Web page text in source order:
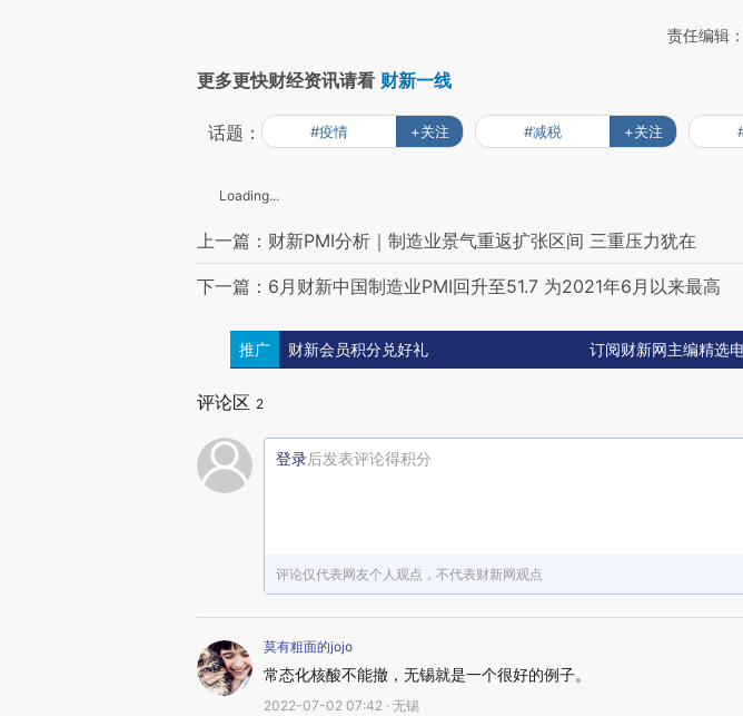
责任编辑
更多更快财经资讯请看 财新一线
话题： #疫情 +关注 #减税 +关注
Loading...
上一篇：财新PMI分析｜制造业景气重返扩张区间 三重压力犹在
下一篇：6月财新中国制造业PMI回升至51.7 为2021年6月以来最高
推广 财新会员积分兑好礼 订阅财新网主编精选
评论区 2
登录后发表评论得积分
评论仅代表网友个人观点，不代表财新网观点
莫有粗面的jojo
常态化核酸不能撤，无锡就是一个很好的例子。
2022-07-02 07:42 · 无锡